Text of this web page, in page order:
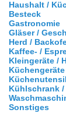
Haushalt /
Besteck
Gastronomie
Gläser /
Herd /
Kaffee- /
Kleingeräte /
Küchengeräte
Kühlschrank
Sonstiges